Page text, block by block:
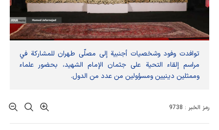
توافدت وفود وشخصيات أجنبية إلى مصلّى طهران للمشاركة في
مراسم إلقاء التحية على جثمان الإمام الشهيد، بحضور علماء
وممثلين دينيين ومسؤولين من عدد من الدول.
رمز الخبر : 9738